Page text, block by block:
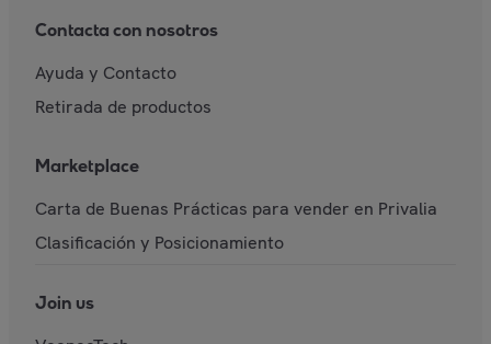
Contacta con nosotros
Ayuda y Contacto
Retirada de productos
Marketplace
Carta de Buenas Prácticas para vender en Privalia
Clasificación y Posicionamiento
Join us